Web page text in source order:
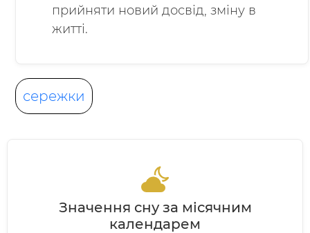
прийняти новий досвід, зміну в
житті.
сережки
Значення сну за місячним
календарем